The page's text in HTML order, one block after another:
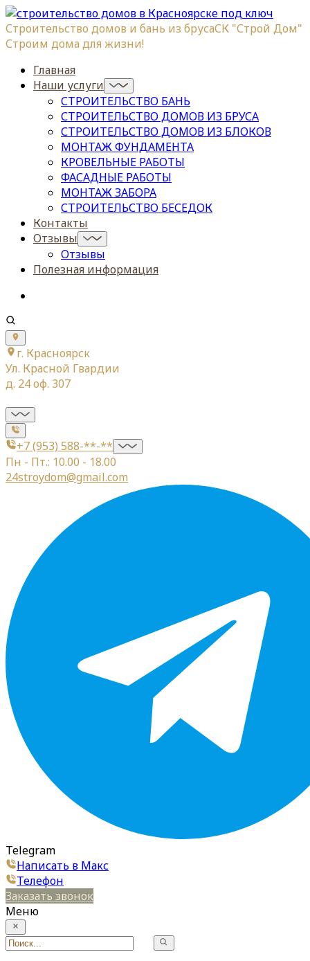
Строительство домов и бань из брусаСК "Строй Дом"
Строим дома для жизни!
Главная
Наши услуги
СТРОИТЕЛЬСТВО БАНЬ
СТРОИТЕЛЬСТВО ДОМОВ ИЗ БРУСА
СТРОИТЕЛЬСТВО ДОМОВ ИЗ БЛОКОВ
МОНТАЖ ФУНДАМЕНТА
КРОВЕЛЬНЫЕ РАБОТЫ
ФАСАДНЫЕ РАБОТЫ
МОНТАЖ ЗАБОРА
СТРОИТЕЛЬСТВО БЕСЕДОК
Контакты
Отзывы
Отзывы
Полезная информация
г. Красноярск
Ул. Красной Гвардии
д. 24 оф. 307
+7 (953) 588-**-**
Пн - Пт.: 10.00 - 18.00
24stroydom@gmail.com
Telegram
Написать в Макс
Телефон
Заказать звонок
Меню